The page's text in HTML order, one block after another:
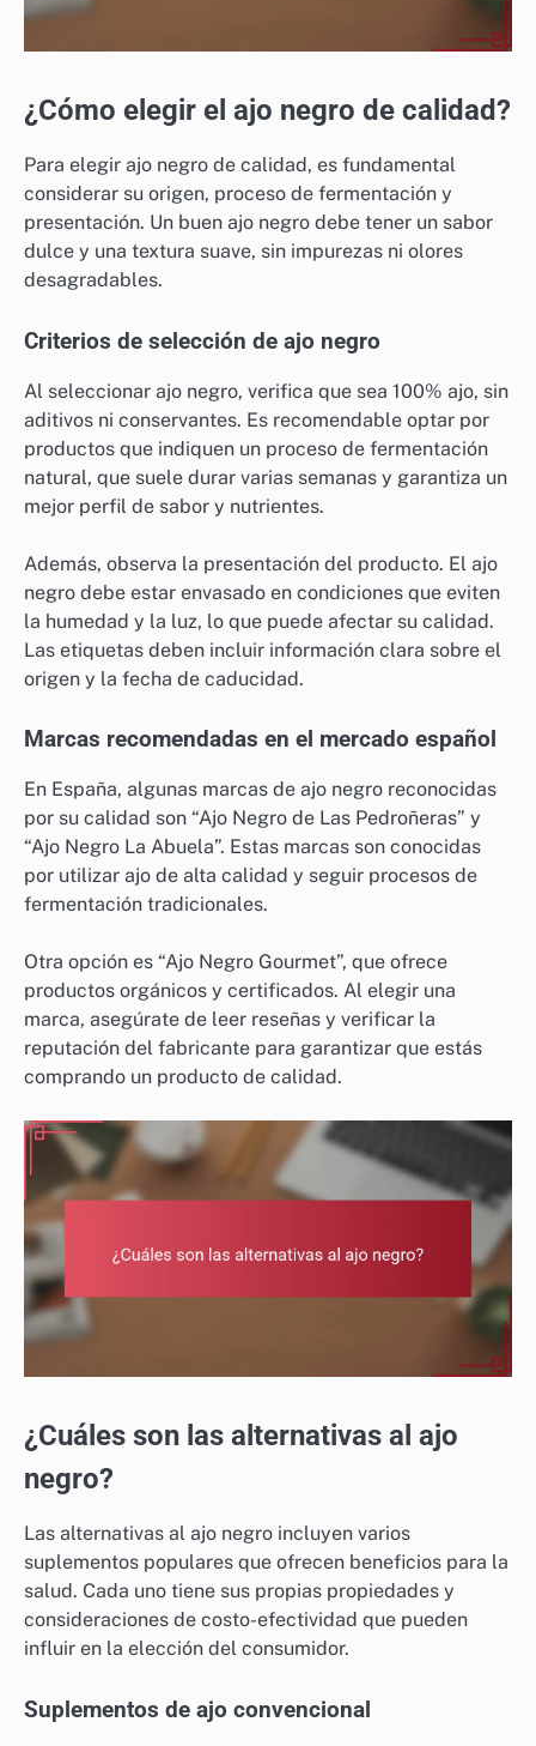
¿Cómo elegir el ajo negro de calidad?
Para elegir ajo negro de calidad, es fundamental
considerar su origen, proceso de fermentación y
presentación. Un buen ajo negro debe tener un sabor
dulce y una textura suave, sin impurezas ni olores
desagradables.
Criterios de selección de ajo negro
Al seleccionar ajo negro, verifica que sea 100% ajo, sin
aditivos ni conservantes. Es recomendable optar por
productos que indiquen un proceso de fermentación
natural, que suele durar varias semanas y garantiza un
mejor perfil de sabor y nutrientes.
Además, observa la presentación del producto. El ajo
negro debe estar envasado en condiciones que eviten
la humedad y la luz, lo que puede afectar su calidad.
Las etiquetas deben incluir información clara sobre el
origen y la fecha de caducidad.
Marcas recomendadas en el mercado español
En España, algunas marcas de ajo negro reconocidas
por su calidad son “Ajo Negro de Las Pedroñeras” y
“Ajo Negro La Abuela”. Estas marcas son conocidas
por utilizar ajo de alta calidad y seguir procesos de
fermentación tradicionales.
Otra opción es “Ajo Negro Gourmet”, que ofrece
productos orgánicos y certificados. Al elegir una
marca, asegúrate de leer reseñas y verificar la
reputación del fabricante para garantizar que estás
comprando un producto de calidad.
¿Cuáles son las alternativas al ajo
negro?
Las alternativas al ajo negro incluyen varios
suplementos populares que ofrecen beneficios para la
salud. Cada uno tiene sus propias propiedades y
consideraciones de costo-efectividad que pueden
influir en la elección del consumidor.
Suplementos de ajo convencional